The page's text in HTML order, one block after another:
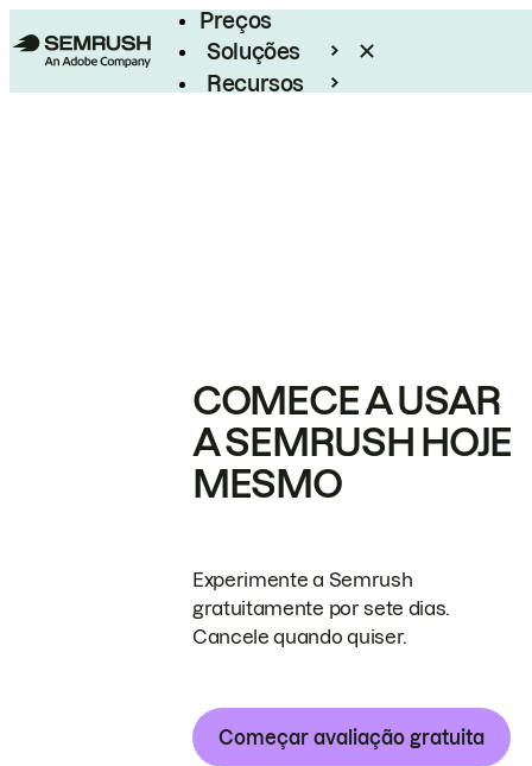
Preços
Soluções
Recursos
COMECE A USAR
A SEMRUSH HOJE
MESMO
Experimente a Semrush
gratuitamente por sete dias.
Cancele quando quiser.
Começar avaliação gratuita